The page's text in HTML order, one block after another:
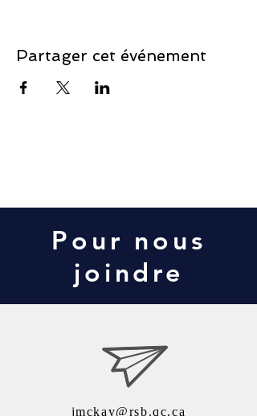
Partager cet événement
Pour nous
joindre
jmckay@rsb.qc.ca